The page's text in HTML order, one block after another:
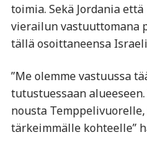
toimia. Sekä Jordania
vierailun vastuuttomana
tällä osoittaneensa
”Me olemme vastuussa
tutustuessaan
nousta
tärkeimmälle kohteelle”